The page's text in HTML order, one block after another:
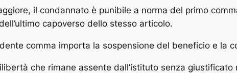
il condannato è punibile a norma del primo
capoverso dello stesso articolo.
comma importa la sospensione del beneficio e la
che rimane assente dall’istituto senza